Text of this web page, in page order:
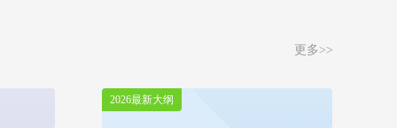
更多>>
2026最新大纲